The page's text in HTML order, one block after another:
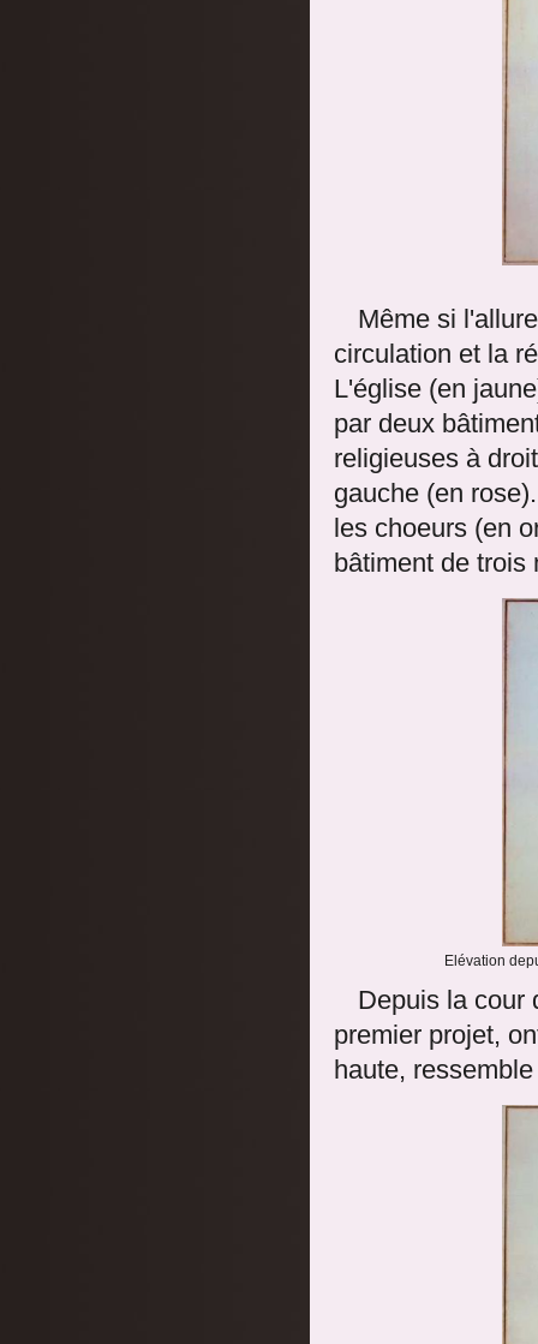
Même si
circulation et la
L'église (en
par deux
religieuses à
gauche (en
les choeurs (en
bâtiment de trois
Elévation
Depuis la cour
premier projet,
haute,